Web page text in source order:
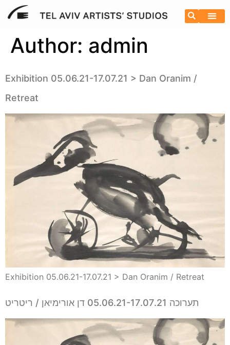
Author: admin
Exhibition 05.06.21-17.07.21 > Dan Oranim /
Retreat
Exhibition 05.06.21-17.07.21 > Dan Oranim / Retreat
תערוכה 05.06.21-17.07.21 דן אורימיאן / ריטריט